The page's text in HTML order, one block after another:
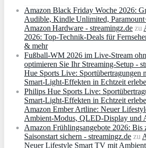
Amazon Black Friday Woche 2026:
Audible, Kindle Unlimited,
Amazon Hardware - streamingz.de zu
2026: Top-Technik-Deals für
& mehr
Fußball-WM 2026 im Live-Stream
optimieren Sie Ihr Streaming-Setup -
Hue Sports Live: Sportübertragungen
Smart‑Light‑Effekten in Echtzeit
Philips Hue Sports Live:
Smart‑Light‑Effekten in Echtzeit
Amazon Ember Artline: Neuer
Ambient‑Modus, QLED‑Display und
Amazon Frühlingsangebote 2026: Bis
Saisonstart sichern - streamingz.de zu
Neuer Lifestyle Smart TV mit